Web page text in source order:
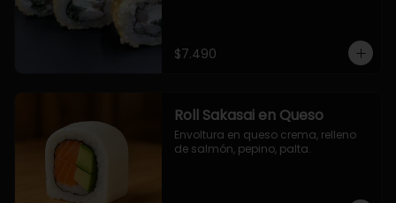
$7.490
Roll Sakasai en Queso
Envoltura en queso crema, relleno
de salmón, pepino, palta.